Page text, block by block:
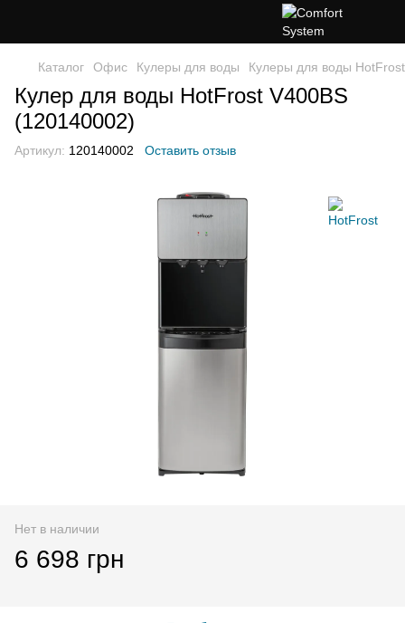
Каталог Офис Кулеры для воды Кулеры для воды HotFrost
Кулер для воды HotFrost V400BS
(120140002)
Артикул: 120140002 Оставить отзыв
Нет в наличии
6 698 грн